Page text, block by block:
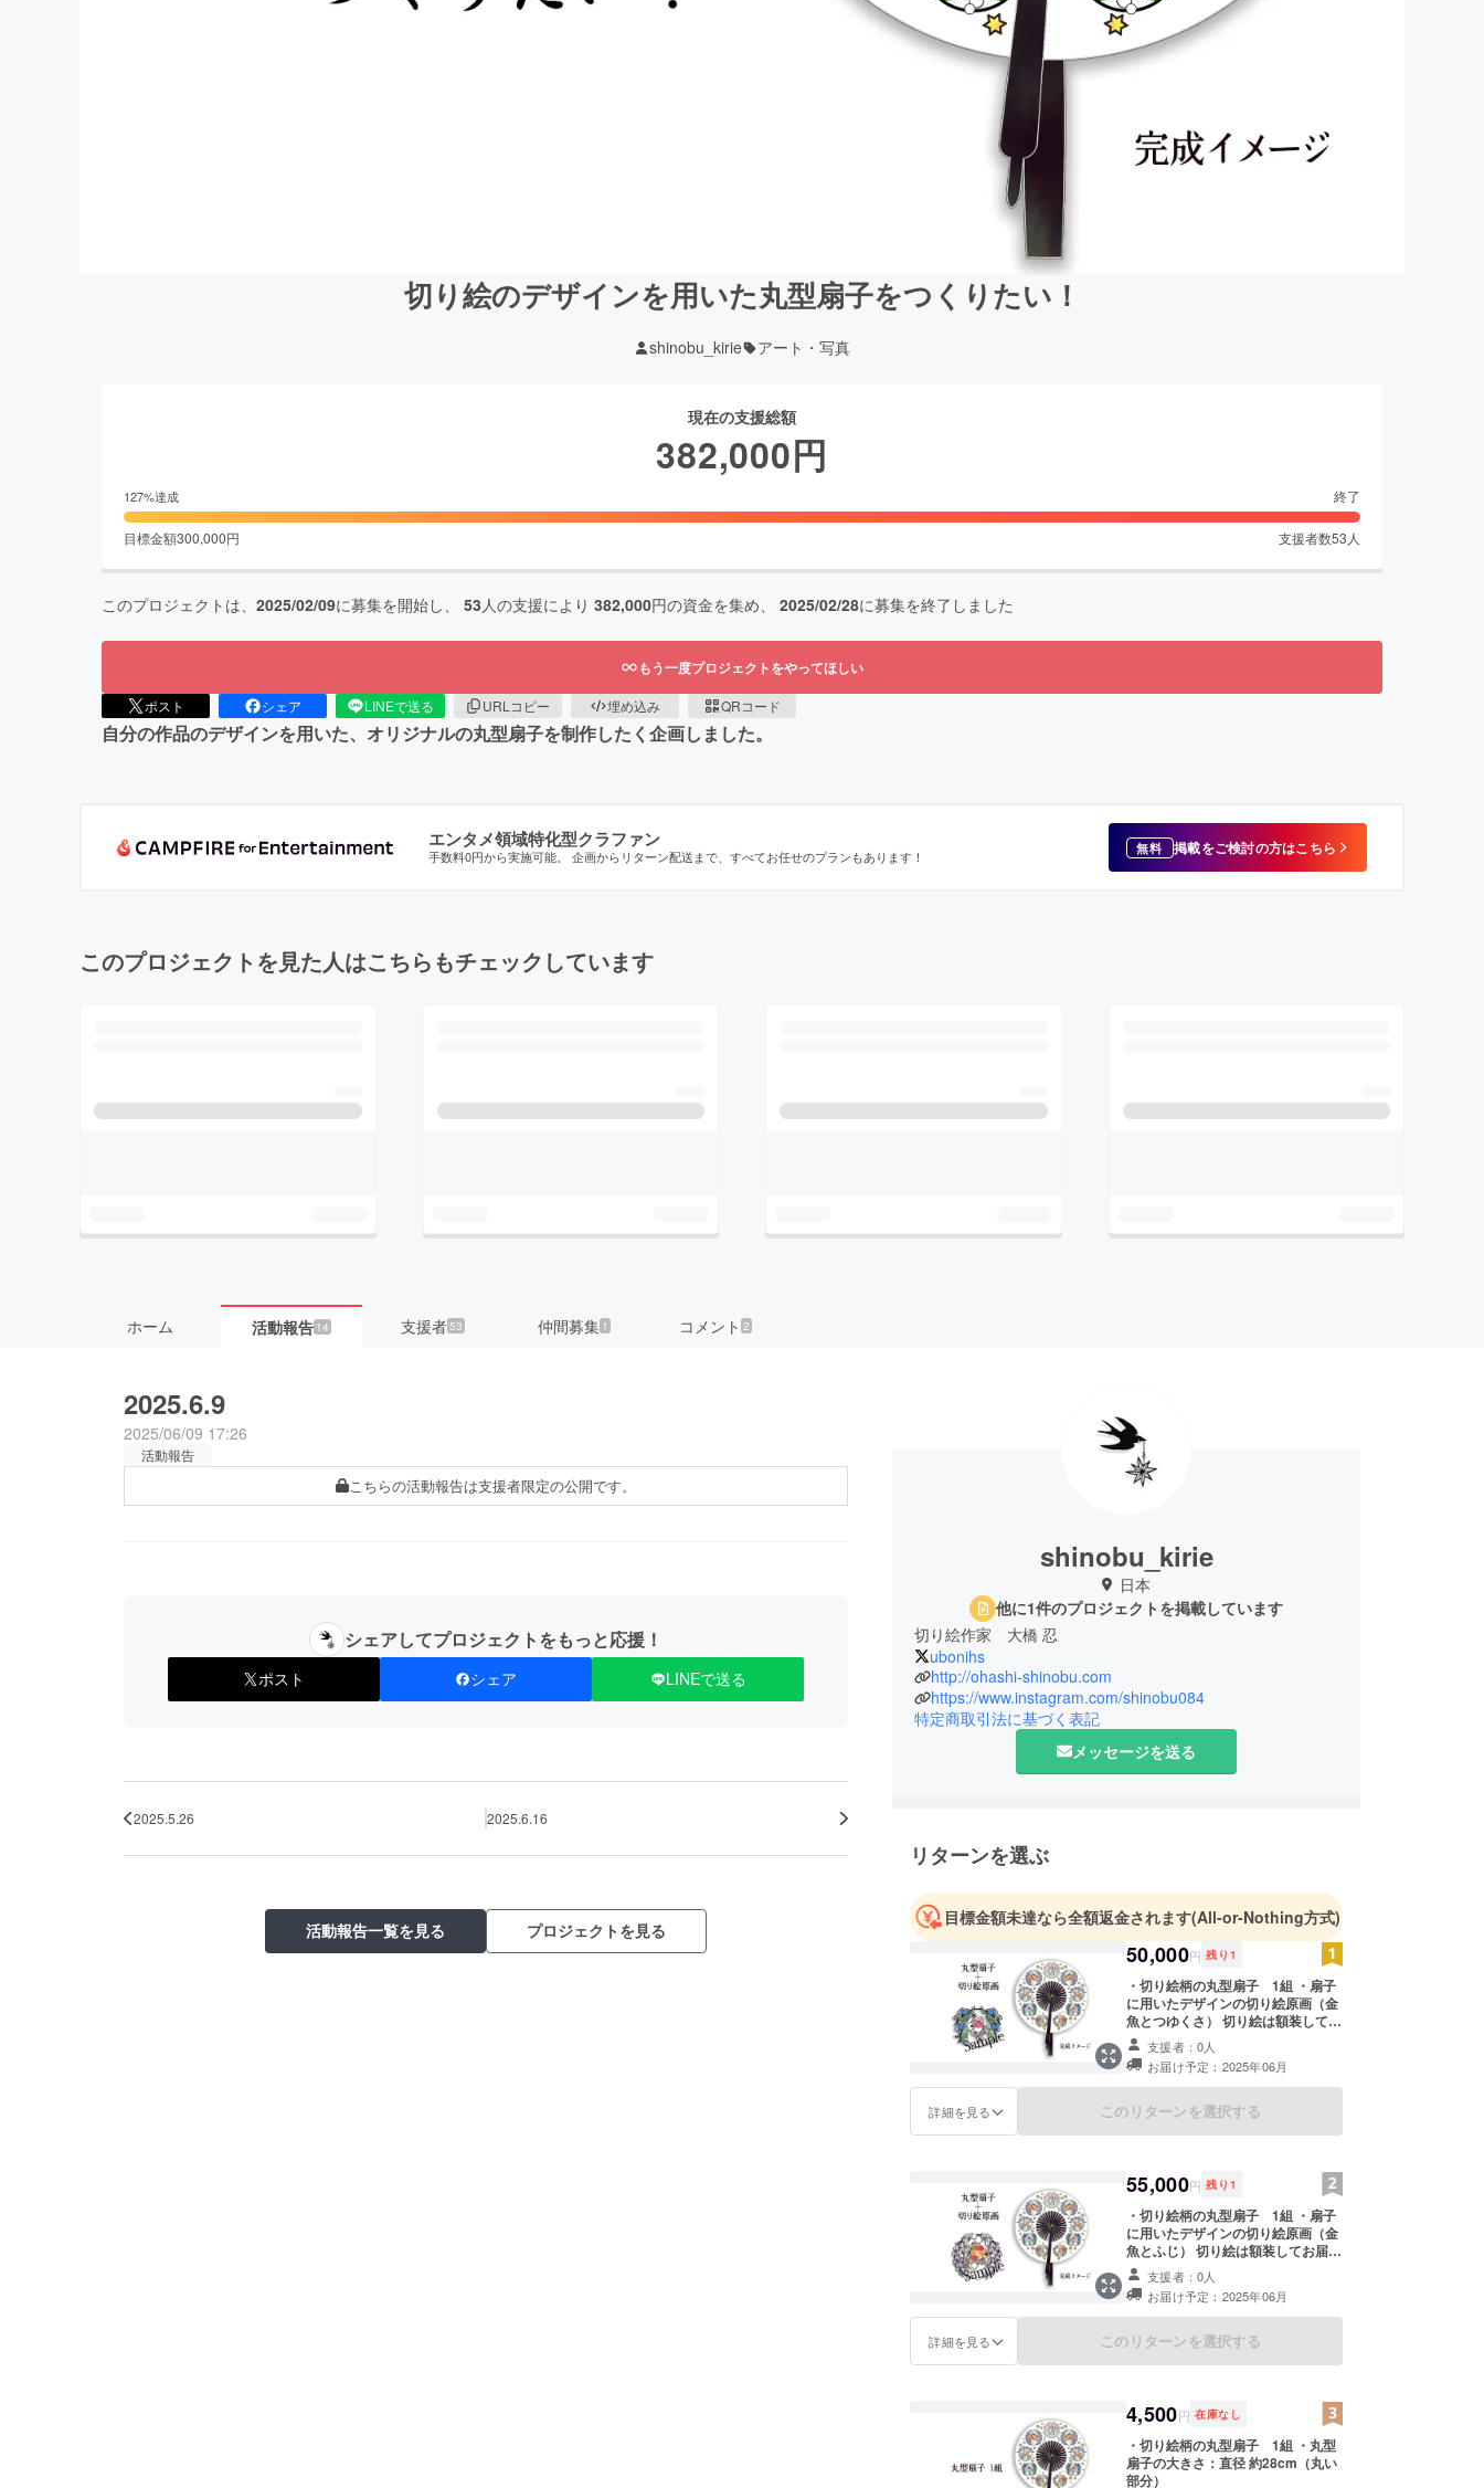
切り絵のデザインを用いた丸型扇子をつくりたい！
shinobu_kirie アート・写真
現在の支援総額
382,000円
127%達成 終了
目標金額300,000円 支援者数53 人
このプロジェクトは、 2025/02/09に募集を開始し、 53人の支援により 382,000円の資金を集め、 2025/02/28に募集を終了しました
もう一度プロジェクトをやってほしい
ポスト シェア LINEで送る URLコピー 埋め込み QRコード
自分の作品のデザインを用いた、オリジナルの丸型扇子を制作したく企画しました。
エンタメ領域特化型クラファン
手数料0円から実施可能。 企画からリターン配送まで、すべてお任せのプランもあります！ 無料 掲載をご検討の方はこちら
このプロジェクトを見た人はこちらもチェックしています
ホーム 活動報告 14 支援者53 仲間募集 1 コメント 2
2025.6.9
2025/06/09 17:26
活動報告
こちらの活動報告は支援者限定の公開です。
シェアしてプロジェクトをもっと応援！
ポスト シェア LINEで送る
2025.5.26 2025.6.16
活動報告一覧を見る プロジェクトを見る
shinobu_kirie
日本
他に1件のプロジェクトを掲載しています
切り絵作家 大橋 忍
ubonihs
http://ohashi-shinobu.com
https://www.instagram.com/shinobu084
特定商取引法に基づく表記
メッセージを送る
リターンを選ぶ
目標金額未達なら全額返金されます(All-or-Nothing方式)
50,000円 残り 1
・切り絵柄の丸型扇子 1組 ・扇子
に用いたデザインの切り絵原画（金
魚とつゆくさ） 切り絵は額装してお
届けいたします。 ※扇子のみを先に
発送する場合がございます。 ・丸型
扇子の大きさ：直径 約28cm（丸い
部分）
支援者：0人
お届け予定：2025年06月
詳細を見る このリターンを選択する
55,000円 残り 1
・切り絵柄の丸型扇子 1組 ・扇子
に用いたデザインの切り絵原画（金
魚とふじ） 切り絵は額装してお届け
いたします。 ※扇子のみを先に発送
する場合がございます。 ・丸型扇子
の大きさ：直径 約28cm（丸い部
分）
支援者：0人
お届け予定：2025年06月
詳細を見る このリターンを選択する
4,500円 在庫なし
・切り絵柄の丸型扇子 1組 ・丸型
扇子の大きさ：直径 約28cm（丸い
部分）